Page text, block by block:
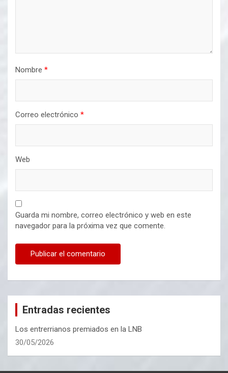
Nombre *
Correo electrónico *
Web
Guarda mi nombre, correo electrónico y web en este
navegador para la próxima vez que comente.
Entradas recientes
Los entrerrianos premiados en la LNB
30/05/2026